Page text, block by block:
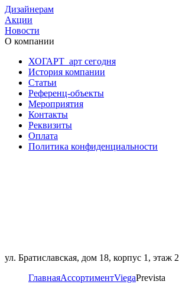
Дизайнерам
Акции
Новости
О компании
ХОГАРТ_арт сегодня
История компании
Статьи
Референц-объекты
Мероприятия
Контакты
Реквизиты
Оплата
Политика конфиденциальности
ул. Братиславская, дом 18, корпус 1, этаж 2
ГлавнаяАссортиментViegaPrevista